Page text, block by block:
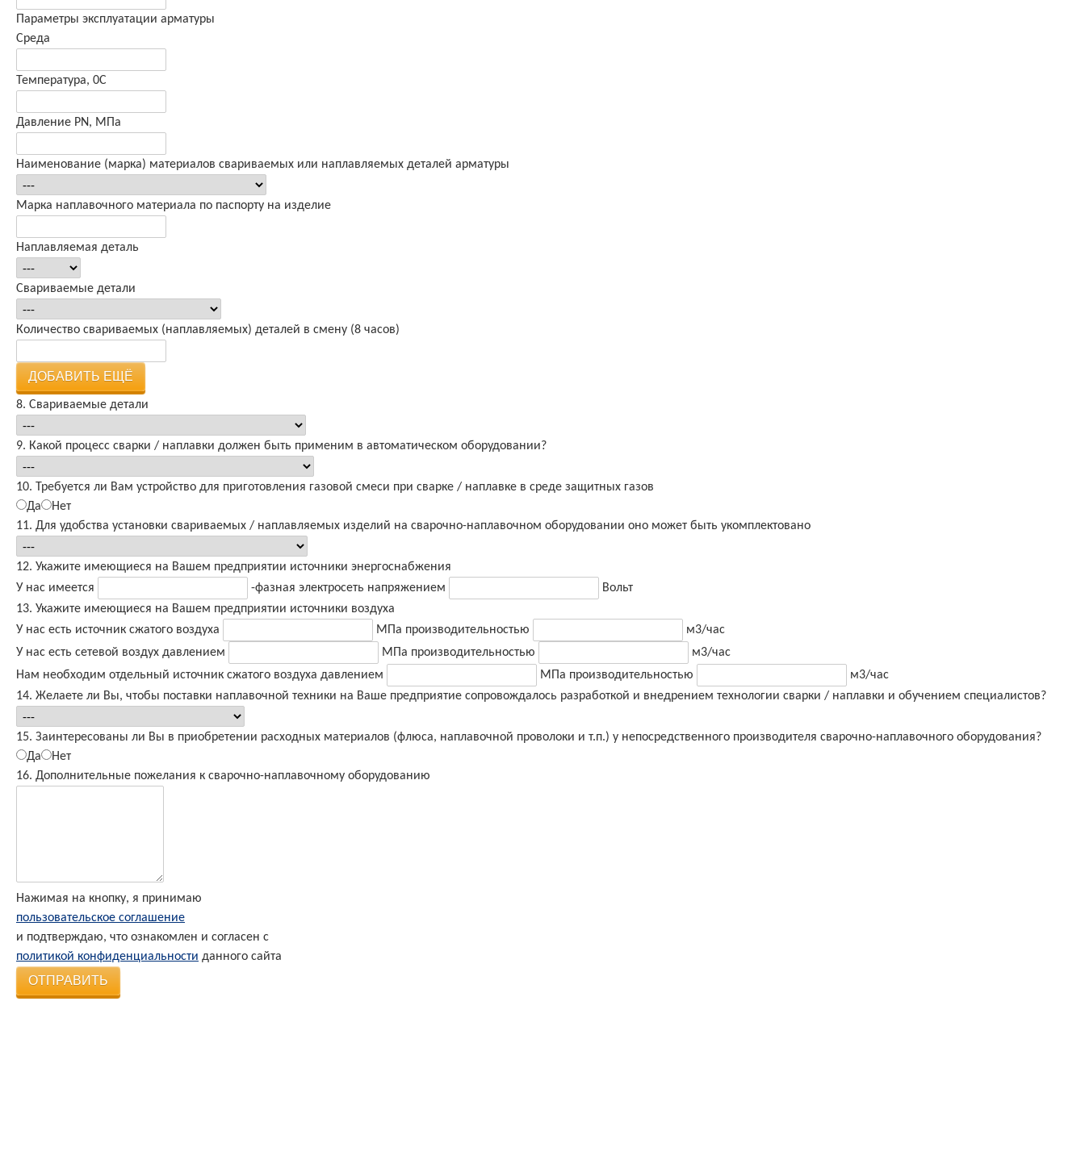
Параметры эксплуатации арматуры
Среда
Температура, 0С
Давление PN, МПа
Наименование (марка) материалов свариваемых или наплавляемых деталей арматуры
Марка наплавочного материала по паспорту на изделие
Наплавляемая деталь
Свариваемые детали
Количество свариваемых (наплавляемых) деталей в смену (8 часов)
ДОБАВИТЬ ЕЩЁ
8. Свариваемые детали
9. Какой процесс сварки / наплавки должен быть применим в автоматическом оборудовании?
10. Требуется ли Вам устройство для приготовления газовой смеси при сварке / наплавке в среде защитных газов
Да
Нет
11. Для удобства установки свариваемых / наплавляемых изделий на сварочно-наплавочном оборудовании оно может быть укомплектовано
12. Укажите имеющиеся на Вашем предприятии источники энергоснабжения
У нас имеется
-фазная электросеть напряжением
Вольт
13. Укажите имеющиеся на Вашем предприятии источники воздуха
У нас есть источник сжатого воздуха
МПа производительностью
м3/час
У нас есть сетевой воздух давлением
МПа производительностью
м3/час
Нам необходим отдельный источник сжатого воздуха давлением
МПа производительностью
м3/час
14. Желаете ли Вы, чтобы поставки наплавочной техники на Ваше предприятие сопровождалось разработкой и внедрением технологии сварки / наплавки и обучением специалистов?
15. Заинтересованы ли Вы в приобретении расходных материалов (флюса, наплавочной проволоки и т.п.) у непосредственного производителя сварочно-наплавочного оборудования?
Да
Нет
16. Дополнительные пожелания к сварочно-наплавочному оборудованию
Нажимая на кнопку, я принимаю
пользовательское соглашение
и подтверждаю, что ознакомлен и согласен с
политикой конфиденциальности данного сайта
ОТПРАВИТЬ